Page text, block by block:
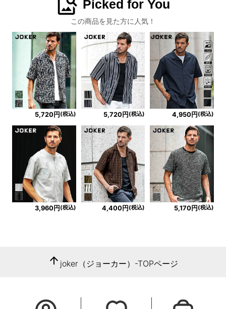
image_search Picked for You
この商品を見た方に人気！
5,720円 (税込) 5,720円 (税込) 4,950円 (税込)
3,960円 (税込) 4,400円 (税込) 5,170円 (税込)
arrow_upward joker（ジョーカー）-TOPページ